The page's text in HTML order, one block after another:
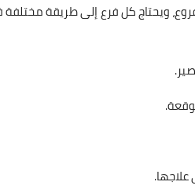
ويحتاج كل فرع إلى طريقة